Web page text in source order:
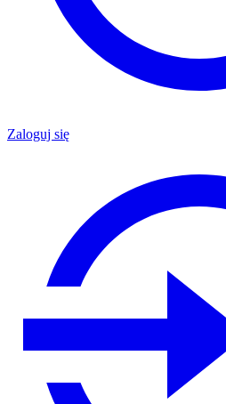
Zaloguj się